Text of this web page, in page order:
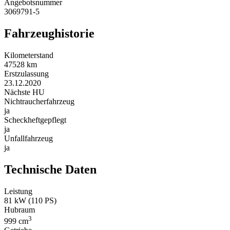
Angebotsnummer
3069791-5
Fahrzeug­historie
Kilometerstand
47528 km
Erstzulassung
23.12.2020
Nächste HU
Nichtraucher­fahrzeug
ja
Scheckheft­gepflegt
ja
Unfallfahrzeug
ja
Technische Daten
Leistung
81 kW (110 PS)
Hubraum
999 cm3